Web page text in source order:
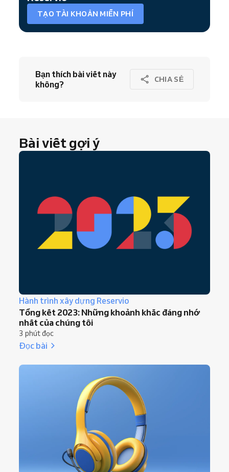
TẠO TÀI KHOẢN MIỄN PHÍ
Bạn thích bài viết này
không?
CHIA SẺ
Bài viết gợi ý
Hành trình xây dựng Reservio
Tổng kết 2023: Những khoảnh khắc đáng nhớ
nhất của chúng tôi
3 phút đọc
Đọc bài